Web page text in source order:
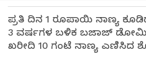
ಪ್ರತಿ ದಿನ 1 ರೂಪಾಯಿ ನಾಣ್ಯ
3 ವರ್ಷಗಳ ಬಳಿಕ ಬಜಾಜ್
ಖರೀದಿ 10 ಗಂಟೆ ನಾಣ್ಯ ಎಣಿಸಿದ